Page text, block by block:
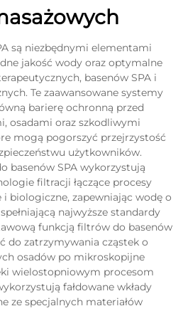
są niezbędnymi elementami
jakość wody oraz optymalne
basenów SPA i
Te zaawansowane systemy
barierę ochronną przed
osadami oraz szkodliwymi
mogą pogorszyć przejrzystość
użytkowników.
basenów SPA wykorzystują
filtracji łączące procesy
biologiczne, zapewniając wodę o
najwyższe standardy
funkcją filtrów do basenów
do zatrzymywania cząstek o
osadów po mikroskopijne
wielostopniowym procesom
fałdowane wkłady
ze specjalnych materiałów